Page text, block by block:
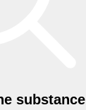
substance